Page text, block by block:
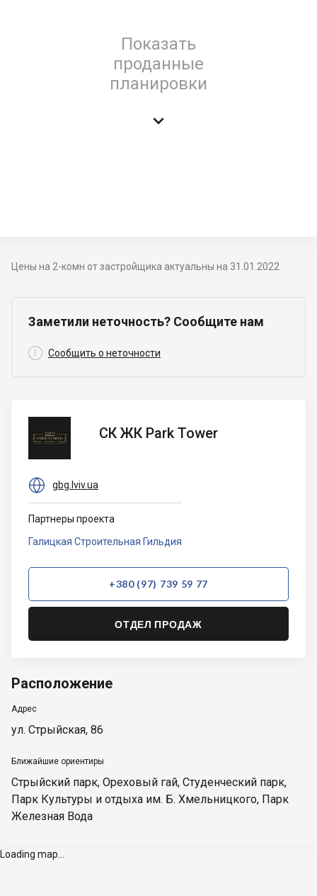
Показать
проданные
планировки

Цены на 2-комн от застройщика актуальны на 31.01.2022
Заметили неточность? Сообщите нам
 Сообщить о неточности
Park
СК ЖК Park Tower
 gbg.lviv.ua
+380 (97) 739 59 77
ОТДЕЛ ПРОДАЖ
Партнеры проекта
Галицкая Строительная Гильдия
Расположение
Адрес
ул. Стрыйская, 86
Ближайшие ориентиры
Стрыйский парк, Ореховый гай, Студенческий парк,
Парк Культуры и отдыха им. Б. Хмельницкого, Парк
Железная Вода
Loading map...